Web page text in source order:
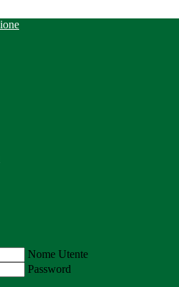
Nome Utente
Password